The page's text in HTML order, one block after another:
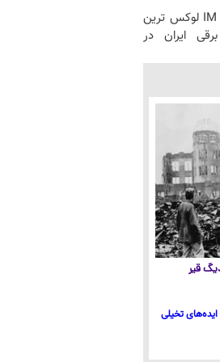
بازدید از IM LS7 لوکس ترین
ایران در
دیگ قیر
تخیلی